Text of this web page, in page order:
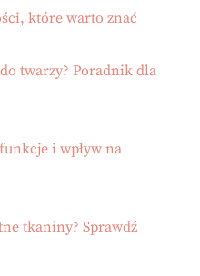
które warto znać
twarzy? Poradnik dla
i wpływ na
tkaniny? Sprawdź